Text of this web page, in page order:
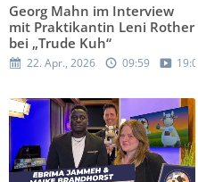
Georg Mahn im Interview
mit Praktikantin Leni Rother
bei „Trude Kuh“
22. Apr., 2026 09:59 19:05